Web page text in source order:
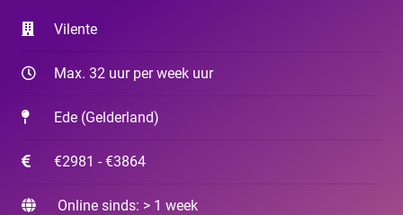
Vilente
Max. 32 uur per week uur
Ede (Gelderland)
€2981 - €3864
Online sinds: > 1 week